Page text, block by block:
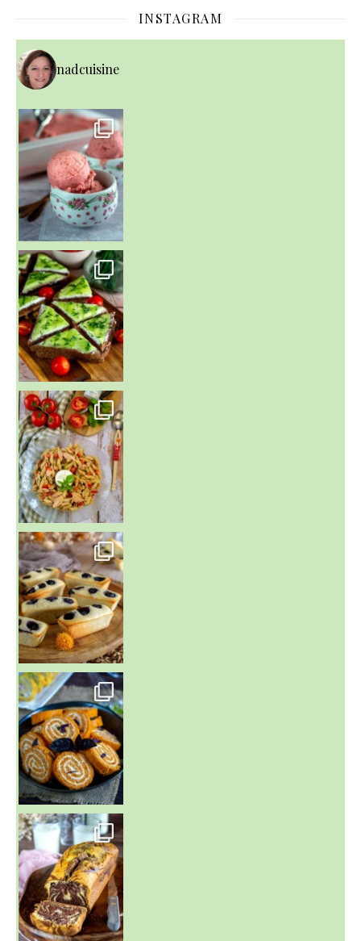
INSTAGRAM
nadcuisine
~ NICE CREAM À LA FRAISE ~
Presque un mois que
~ SALADE DE PÂTES AUX DEUX TOMATES THON ET BURRA
~ FINANCIERS MYRTILLES ET CITRON ~
Aujourd'hu